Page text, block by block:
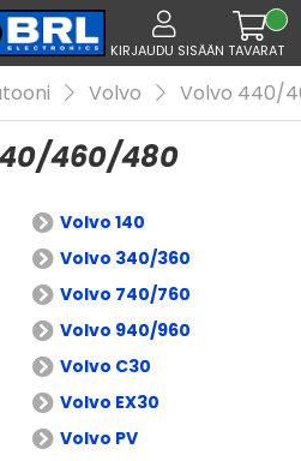
KIRJAUDU SISÄÄN TAVARAT
Volvo Volvo 440/
460/480
Volvo 140
Volvo 340/360
Volvo 740/760
Volvo 940/960
Volvo C30
Volvo EX30
Volvo PV